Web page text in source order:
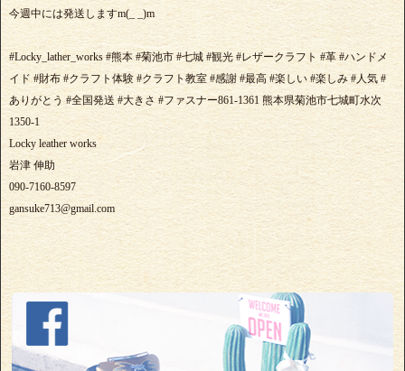
今週中には発送しますm(_ _)m
#Locky_lather_works #熊本 #菊池市 #七城 #観光 #レザークラフト #革 #ハンドメ
イド #財布 #クラフト体験 #クラフト教室 #感謝 #最高 #楽しい #楽しみ #人気 #
ありがとう #全国発送 #大きさ #ファスナー861-1361 熊本県菊池市七城町水次
1350-1
Locky leather works
岩津 伸助
090-7160-8597
gansuke713@gmail.com